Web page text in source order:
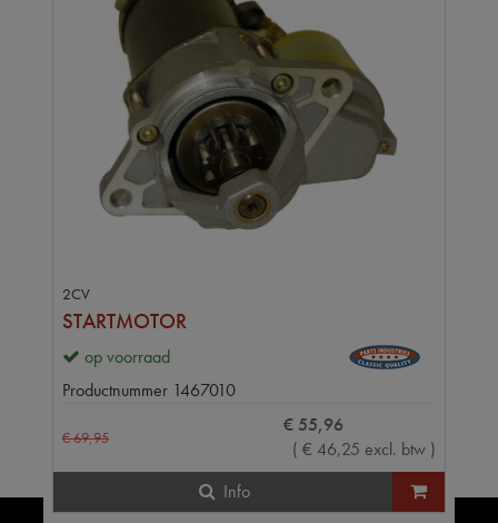
2CV
STARTMOTOR
op voorraad
Productnummer 1467010
€69,95
€ 55,96
( €46,25 excl. btw )
Info